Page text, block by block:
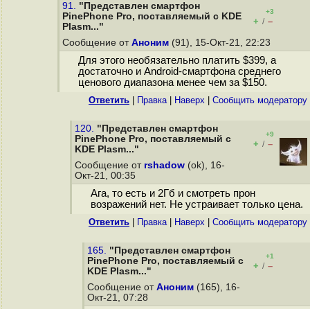
91. "Представлен смартфон
PinePhone Pro, поставляемый с KDE
Plasm..."
+3
+ / –
Сообщение от Аноним (91), 15-Окт-21, 22:23
Для этого необязательно платить $399, а
достаточно и Android-смартфона среднего
ценового диапазона менее чем за $150.
Ответить Правка| Наверх Cообщить модератору
120. "Представлен смартфон
PinePhone Pro, поставляемый с
KDE Plasm..."
+9
+ / –
Сообщение от rshadow (ok), 16-
Окт-21, 00:35
Ага, то есть и 2Гб и смотреть прон
возражений нет. Не устраивает только цена.
Ответить Правка| Наверх Cообщить модератору
165. "Представлен смартфон
PinePhone Pro, поставляемый с
KDE Plasm..."
+1
+ / –
Сообщение от Аноним (165), 16-
Окт-21, 07:28